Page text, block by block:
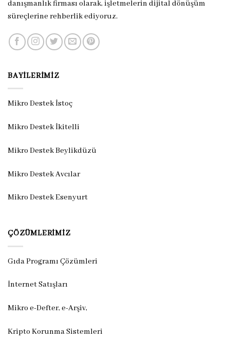
danışmanlık firması olarak, işletmelerin dijital dönüşüm
süreçlerine rehberlik ediyoruz.
BAYILERIMIZ
Mikro Destek İstoç
Mikro Destek İkitelli
Mikro Destek Beylikdüzü
Mikro Destek Avcılar
Mikro Destek Esenyurt
ÇÖZÜMLERIMIZ
Gıda Programı Çözümleri
İnternet Satışları
Mikro e-Defter, e-Arşiv,
Kripto Korunma Sistemleri